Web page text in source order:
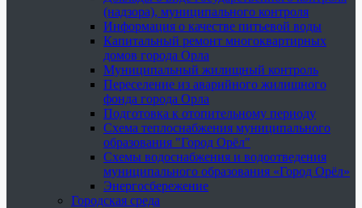
(надзора), муниципального контроля
Информация о качестве питьевой воды
Капитальный ремонт многоквартирных
домов города Орла
Муниципальный жилищный контроль
Переселение из аварийного жилищного
фонда города Орла
Подготовка к отопительному периоду
Схема теплоснабжения муниципального
образования "Город Орёл"
Схемы водоснабжения и водоотведения
муниципального образования «Город Орёл»
Энергосбережение
Городская среда